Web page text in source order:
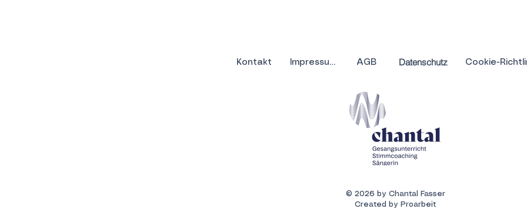
Kontakt Impressum AGB Datenschutz
© 2026 by Chantal Fasser
Created by Proarbeit